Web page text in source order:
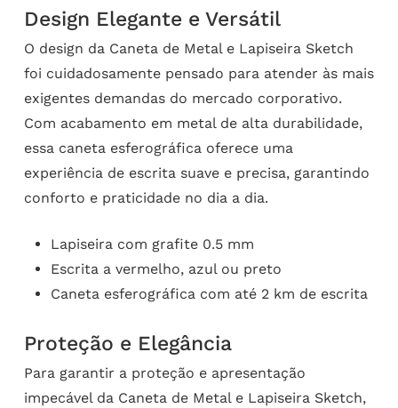
Design Elegante e Versátil
O design da Caneta de Metal e Lapiseira Sketch
foi cuidadosamente pensado para atender às mais
exigentes demandas do mercado corporativo.
Com acabamento em metal de alta durabilidade,
essa caneta esferográfica oferece uma
experiência de escrita suave e precisa, garantindo
conforto e praticidade no dia a dia.
Lapiseira com grafite 0.5 mm
Escrita a vermelho, azul ou preto
Caneta esferográfica com até 2 km de escrita
Proteção e Elegância
Para garantir a proteção e apresentação
impecável da Caneta de Metal e Lapiseira Sketch,